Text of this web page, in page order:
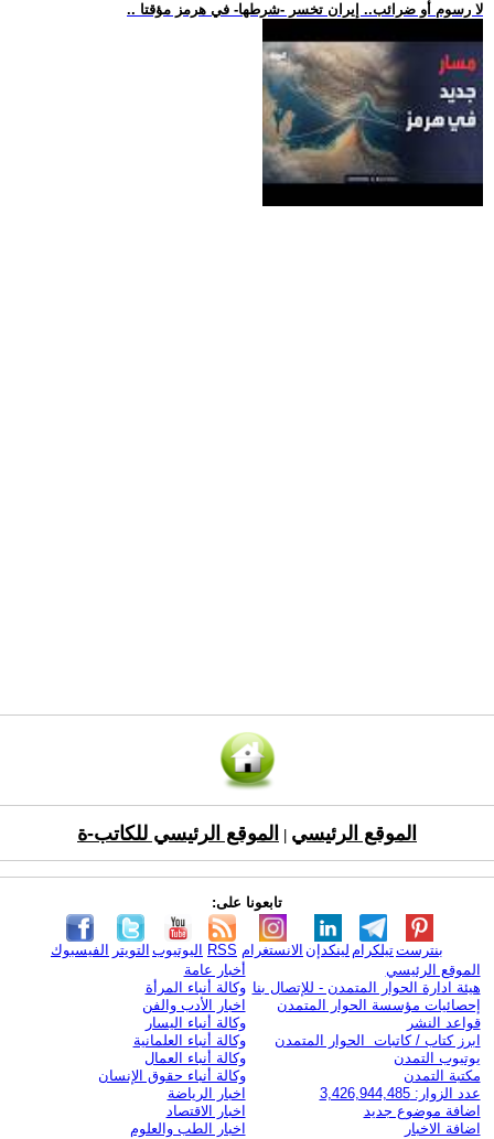
.. لا رسوم أو ضرائب.. إيران تخسر -شرطها- في هرمز مؤقتا
الموقع الرئيسي الموقع الرئيسي للكاتب-ة
تابعونا على:
الفيسبوك التويتر اليوتيوب RSS الانستغرام لينكدإن تيلكرامبنترست
الموقع الرئيسي
هيئة ادارة الحوار المتمدن - للإتصال بنا
إحصائيات مؤسسة الحوار المتمدن
قواعد النشر
ابرز كتاب / كاتبات الحوار المتمدن
يوتيوب التمدن
مكتبة التمدن
عدد الزوار: 3,426,944,485
اضافة موضوع جديد
اضافة الاخبار
أخبار عامة
وكالة أنباء المرأة
اخبار الأدب والفن
وكالة أنباء اليسار
وكالة أنباء العلمانية
وكالة أنباء العمال
وكالة أنباء حقوق الإنسان
اخبار الرياضة
اخبار الاقتصاد
اخبار الطب والعلوم